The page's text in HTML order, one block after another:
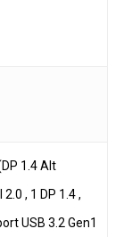
1.4 Alt
, 1 DP 1.4 ,
USB 3.2 Gen1